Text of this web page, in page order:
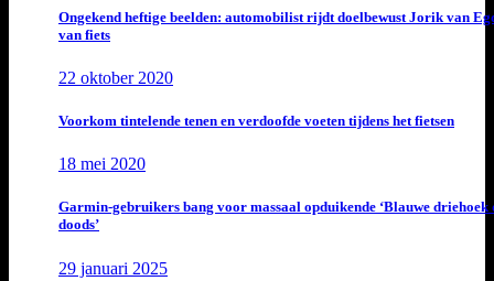
Ongekend heftige beelden: automobilist rijdt doelbewust Jorik van
van fiets
22 oktober 2020
Voorkom tintelende tenen en verdoofde voeten tijdens het fietsen
18 mei 2020
Garmin-gebruikers bang voor massaal opduikende ‘Blauwe driehoek
doods’
29 januari 2025